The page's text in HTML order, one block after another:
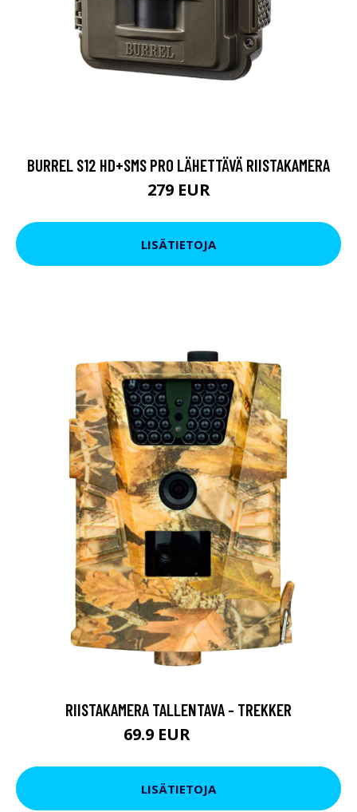
BURREL S12 HD+SMS PRO LÄHETTÄVÄ RIISTAKAMERA
279 EUR
LISÄTIETOJA
RIISTAKAMERA TALLENTAVA - TREKKER
69.9 EUR
LISÄTIETOJA